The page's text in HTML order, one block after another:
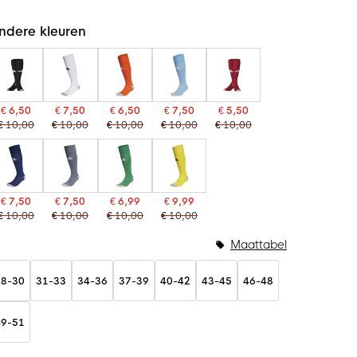
kleuren
€ 6,50
10,00
€ 7,50
€ 10,00
€ 6,50
€ 10,00
€ 7,50
€ 10,00
€ 5,50
€ 10,00
€ 7,50
10,00
€ 7,50
€ 10,00
€ 6,99
€ 10,00
€ 9,99
€ 10,00
30 31-33 34-36 37-39 40-42 43-45 46-48
51
Maattabel